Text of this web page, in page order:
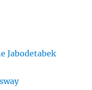
Jabodetabek